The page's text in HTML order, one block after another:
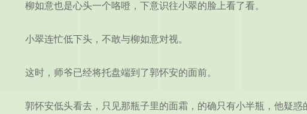
柳如意也是心头一个咯噔，下意识往小翠的脸上看了看。
小翠连忙低下头，不敢与柳如意对视。
这时，师爷已经将托盘端到了郭怀安的面前。
郭怀安低头看去，只见那瓶子里的面霜，的确只有小半瓶，他疑惑